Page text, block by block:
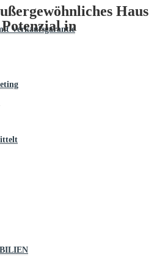
Verkaufsgarantie
Haus
in